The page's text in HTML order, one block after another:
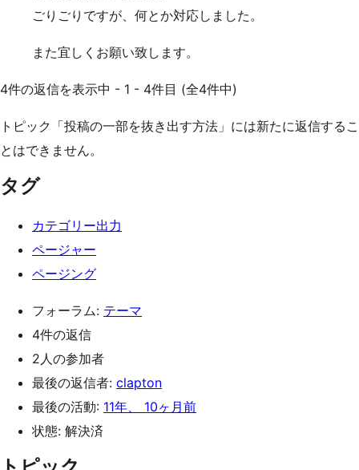
ごりごりですが、何とか対応しました。
また宜しくお願い致します。
4件の返信を表示中 - 1 - 4件目 (全4件中)
トピック「投稿の一部を抜き出す方法」には新たに返信するこ
とはできません。
タグ
カテゴリー出力
ページャー
ページング
フォーラム: テーマ
4件の返信
2人の参加者
最後の返信者: clapton
最後の活動: 11年、 10ヶ月前
状態: 解決済